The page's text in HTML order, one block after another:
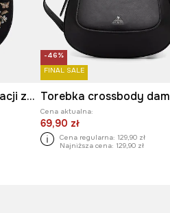
Torebka damska z imitacji zamszu
-46%
FINAL SALE
Torebka crossbody
Cena aktualna:
69,90 zł
Cena regularna: 129,90 zł
Najniższa cena: 129,90 zł